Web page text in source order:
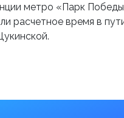
метро «Парк
расчетное время в